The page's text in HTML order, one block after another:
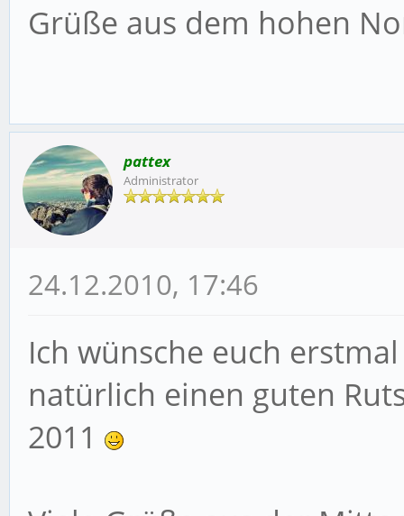
Grüße aus dem hohen
pattex
Administrator
24.12.2010, 17:46
Ich wünsche euch
natürlich einen guten
2011